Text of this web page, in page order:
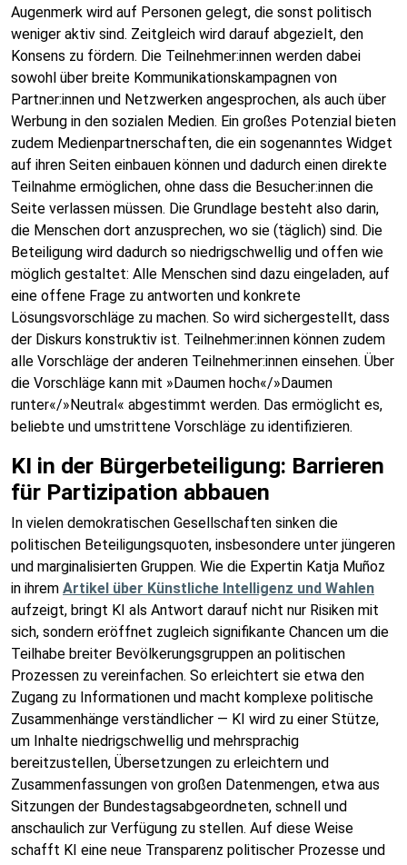
Augenmerk wird auf Personen gelegt, die sonst politisch
weniger aktiv sind. Zeitgleich wird darauf abgezielt, den
Konsens zu fördern. Die Teilnehmer:innen werden dabei
sowohl über breite Kommunikationskampagnen von
Partner:innen und Netzwerken angesprochen, als auch über
Werbung in den sozialen Medien. Ein großes Potenzial bieten
zudem Medienpartnerschaften, die ein sogenanntes Widget
auf ihren Seiten einbauen können und dadurch einen direkte
Teilnahme ermöglichen, ohne dass die Besucher:innen die
Seite verlassen müssen. Die Grundlage besteht also darin,
die Menschen dort anzusprechen, wo sie (täglich) sind. Die
Beteiligung wird dadurch so niedrigschwellig und offen wie
möglich gestaltet: Alle Menschen sind dazu eingeladen, auf
eine offene Frage zu antworten und konkrete
Lösungsvorschläge zu machen. So wird sichergestellt, dass
der Diskurs konstruktiv ist. Teilnehmer:innen können zudem
alle Vorschläge der anderen Teilnehmer:innen einsehen. Über
die Vorschläge kann mit »Daumen hoch«/»Daumen
runter«/»Neutral« abgestimmt werden. Das ermöglicht es,
beliebte und umstrittene Vorschläge zu identifizieren.
KI in der Bürgerbeteiligung: Barrieren
für Partizipation abbauen
In vielen demokratischen Gesellschaften sinken die
politischen Beteiligungsquoten, insbesondere unter jüngeren
und marginalisierten Gruppen. Wie die Expertin Katja Muñoz
in ihrem Artikel über Künstliche Intelligenz und Wahlen
aufzeigt, bringt KI als Antwort darauf nicht nur Risiken mit
sich, sondern eröffnet zugleich signifikante Chancen um die
Teilhabe breiter Bevölkerungsgruppen an politischen
Prozessen zu vereinfachen. So erleichtert sie etwa den
Zugang zu Informationen und macht komplexe politische
Zusammenhänge verständlicher — KI wird zu einer Stütze,
um Inhalte niedrigschwellig und mehrsprachig
bereitzustellen, Übersetzungen zu erleichtern und
Zusammenfassungen von großen Datenmengen, etwa aus
Sitzungen der Bundestagsabgeordneten, schnell und
anschaulich zur Verfügung zu stellen. Auf diese Weise
schafft KI eine neue Transparenz politischer Prozesse und